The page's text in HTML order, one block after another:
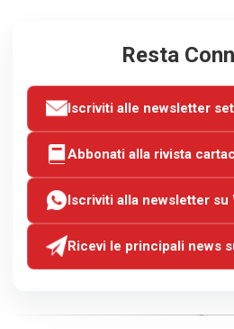
Resta
Iscriviti alle newsletter
Abbonati alla rivista
Iscriviti alla newsletter su
Ricevi le principali news